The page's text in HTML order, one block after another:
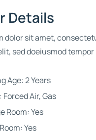
Details
dolor sit amet,
sed doeiusmod tempor
Age: 2 Years
Air, Gas
Room: Yes
Yes